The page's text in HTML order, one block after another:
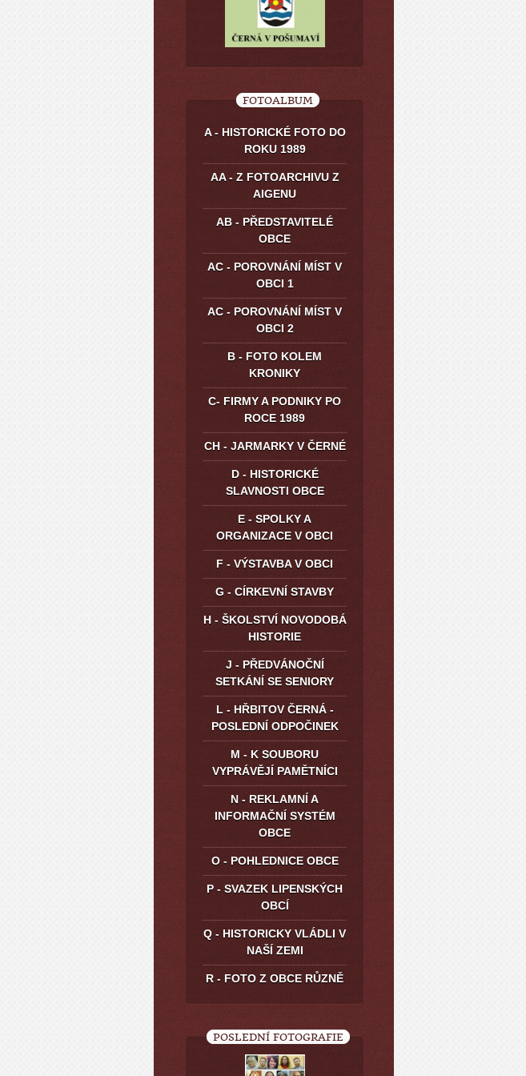
FOTOALBUM
A - HISTORICKÉ FOTO DO
ROKU 1989
AA - Z FOTOARCHIVU Z
AIGENU
AB - PŘEDSTAVITELÉ
OBCE
AC - POROVNÁNÍ MÍST V
OBCI 1
AC - POROVNÁNÍ MÍST V
OBCI 2
B - FOTO KOLEM
KRONIKY
C- FIRMY A PODNIKY PO
ROCE 1989
CH - JARMARKY V ČERNÉ
D - HISTORICKÉ
SLAVNOSTI OBCE
E - SPOLKY A
ORGANIZACE V OBCI
F - VÝSTAVBA V OBCI
G - CÍRKEVNÍ STAVBY
H - ŠKOLSTVÍ NOVODOBÁ
HISTORIE
J - PŘEDVÁNOČNÍ
SETKÁNÍ SE SENIORY
L - HŘBITOV ČERNÁ -
POSLEDNÍ ODPOČINEK
M - K SOUBORU
VYPRÁVĚJÍ PAMĚTNÍCI
N - REKLAMNÍ A
INFORMAČNÍ SYSTÉM
OBCE
O - POHLEDNICE OBCE
P - SVAZEK LIPENSKÝCH
OBCÍ
Q - HISTORICKY VLÁDLI V
NAŠÍ ZEMI
R - FOTO Z OBCE RŮZNĚ
POSLEDNÍ FOTOGRAFIE